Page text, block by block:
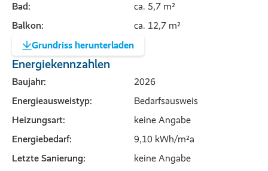
Bad:
ca. 5,7 m²
Balkon:
ca. 12,7 m²
Grundriss herunterladen
Energiekennzahlen
Baujahr:
2026
Energieausweistyp:
Bedarfsausweis
Heizungsart:
keine Angabe
Energiebedarf:
9,10 kWh/m²a
Letzte Sanierung:
keine Angabe